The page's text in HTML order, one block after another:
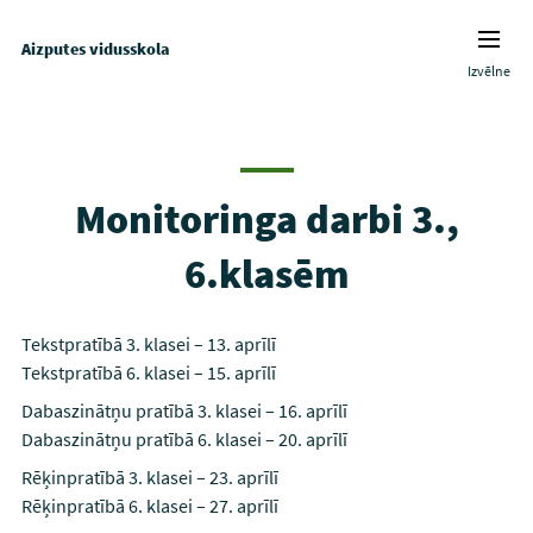
Aizputes vidusskola
Izvēlne
Monitoringa darbi 3.,
6.klasēm
Tekstpratībā 3. klasei – 13. aprīlī
Tekstpratībā 6. klasei – 15. aprīlī
Dabaszinātņu pratībā 3. klasei – 16. aprīlī
Dabaszinātņu pratībā 6. klasei – 20. aprīlī
Rēķinpratībā 3. klasei – 23. aprīlī
Rēķinpratībā 6. klasei – 27. aprīlī